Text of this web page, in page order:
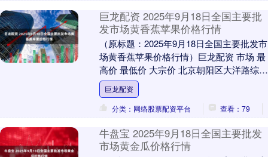
巨龙配资 2025年9月18日全国主要批
发市场黄香蕉苹果价格行情
（原标题：2025年9月18日全国主要批发市
场黄香蕉苹果价格行情）巨龙配资 市场 最
高价 最低价 大宗价 北京朝阳区大洋路综合
市场 8.50 7.20 7.60....
巨龙配资
分类：网络股票配资平台
查看：79
牛盘宝 2025年9月18日全国主要批发
市场黄金瓜价格行情